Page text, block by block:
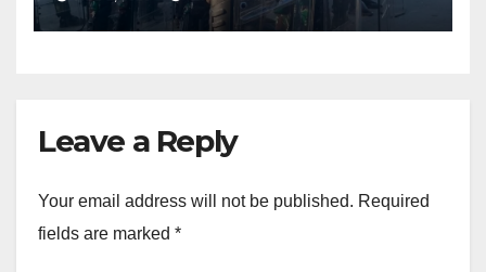
Papua Tengah
Leave a Reply
Your email address will not be published. Required
fields are marked *